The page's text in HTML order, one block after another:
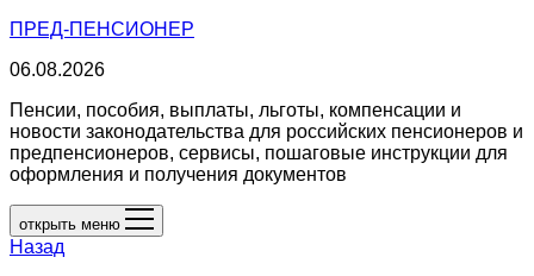
ПРЕД-ПЕНСИОНЕР
06.08.2026
Пенсии, пособия, выплаты, льготы, компенсации и
новости законодательства для российских пенсионеров и
предпенсионеров, сервисы, пошаговые инструкции для
оформления и получения документов
открыть меню
Назад